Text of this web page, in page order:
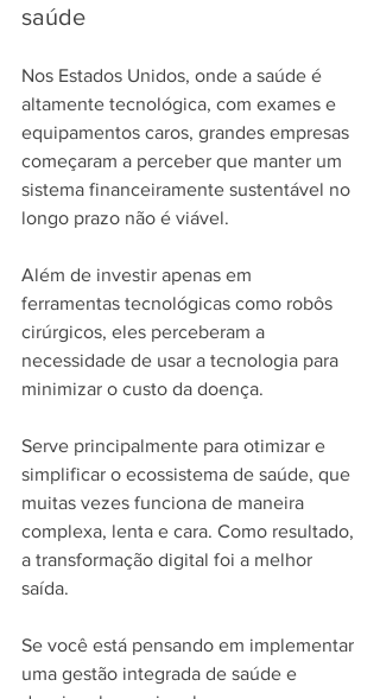
saúde
Nos Estados Unidos, onde a saúde é
altamente tecnológica, com exames e
equipamentos caros, grandes empresas
começaram a perceber que manter um
sistema financeiramente sustentável no
longo prazo não é viável.
Além de investir apenas em
ferramentas tecnológicas como robôs
cirúrgicos, eles perceberam a
necessidade de usar a tecnologia para
minimizar o custo da doença.
Serve principalmente para otimizar e
simplificar o ecossistema de saúde, que
muitas vezes funciona de maneira
complexa, lenta e cara. Como resultado,
a transformação digital foi a melhor
saída.
Se você está pensando em implementar
uma gestão integrada de saúde e